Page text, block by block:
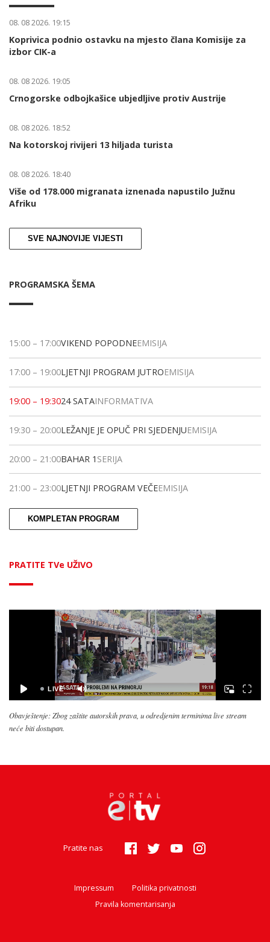
08. 08 2026. 19:15
Koprivica podnio ostavku na mjesto člana Komisije za
izbor CIK-a
08. 08 2026. 19:05
Crnogorske odbojkašice ubjedljive protiv Austrije
08. 08 2026. 18:52
Na kotorskoj rivijeri 13 hiljada turista
08. 08 2026. 18:40
Više od 178.000 migranata iznenada napustilo Južnu
Afriku
SVE NAJNOVIJE VIJESTI
PROGRAMSKA ŠEMA
15:00 – 17:00VIKEND POPODNEEMISIJA
17:00 – 19:00LJETNJI PROGRAM JUTROEMISIJA
19:00 – 19:3024 SATAINFORMATIVA
19:30 – 20:00LEŽANJE JE OPUČ PRI SJEDENJUEMISIJA
20:00 – 21:00BAHAR 1 SERIJA
21:00 – 23:00LJETNJI PROGRAM VEČEEMISIJA
KOMPLETAN PROGRAM
PRATITE TVe UŽIVO
Obavještenje: Zbog zaštite autorskih prava, u odredjenim terminima live stream
neće biti dostupan.
Pratite nas
Impressum
Politika privatnosti
Pravila komentarisanja